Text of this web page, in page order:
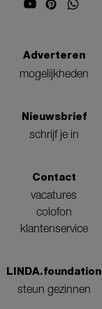
Adverteren
mogelijkheden
Nieuwsbrief
schrijf je in
Contact
vacatures
colofon
klantenservice
LINDA.foundation
steun gezinnen